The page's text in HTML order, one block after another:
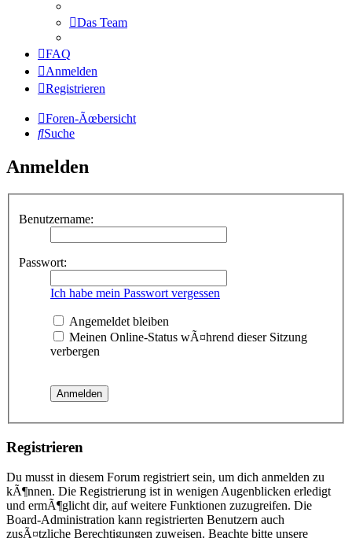
Das Team
FAQ
Anmelden
Registrieren
Foren-Ãœbersicht
Suche
Anmelden
Benutzername:
Passwort:
Ich habe mein Passwort vergessen
Angemeldet bleiben
Meinen Online-Status wÃ¤hrend dieser Sitzung
verbergen
Registrieren
Du musst in diesem Forum registriert sein, um dich anmelden zu
kÃ¶nnen. Die Registrierung ist in wenigen Augenblicken erledigt
und ermÃ¶glicht dir, auf weitere Funktionen zuzugreifen. Die
Board-Administration kann registrierten Benutzern auch
zusÃ¤tzliche Berechtigungen zuweisen. Beachte bitte unsere